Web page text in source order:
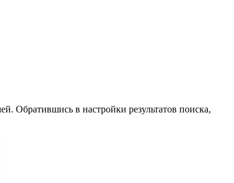
Обратившись в настройки результатов поиска,